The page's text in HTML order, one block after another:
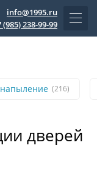
info@1995.ru
(985) 238-99-99
(216)
дверей